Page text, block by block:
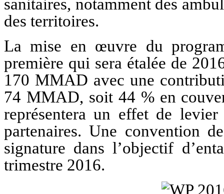
sanitaires, notamment des
des territoires.
La mise en œuvre du
première qui sera étalée de
170 MMAD avec une
74 MMAD, soit 44 % en
représentera un effet de
partenaires. Une convention
signature dans l’objectif
trimestre 2016.